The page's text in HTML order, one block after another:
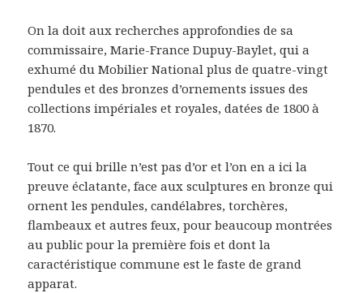
On la doit aux recherches approfondies de sa
commissaire, Marie-France Dupuy-Baylet, qui a
exhumé du Mobilier National plus de quatre-vingt
pendules et des bronzes d’ornements issues des
collections impériales et royales, datées de 1800 à
1870.
Tout ce qui brille n’est pas d’or et l’on en a ici la
preuve éclatante, face aux sculptures en bronze qui
ornent les pendules, candélabres, torchères,
flambeaux et autres feux, pour beaucoup montrées
au public pour la première fois et dont la
caractéristique commune est le faste de grand
apparat.